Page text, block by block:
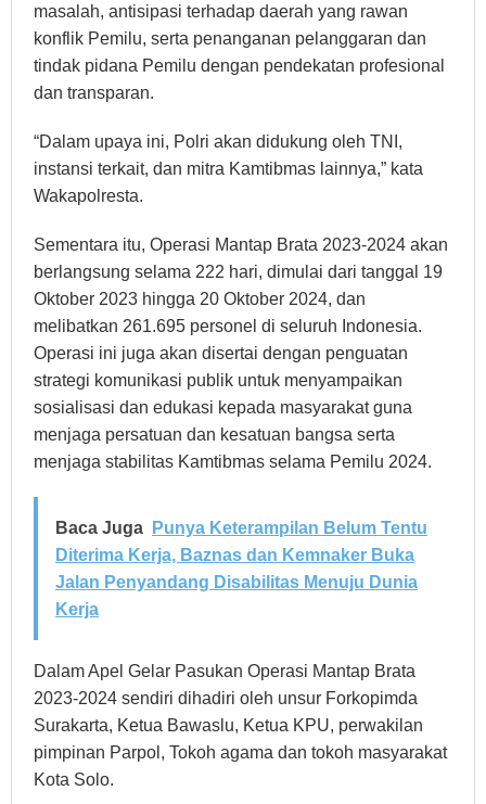
masalah, antisipasi terhadap daerah yang rawan
konflik Pemilu, serta penanganan pelanggaran dan
tindak pidana Pemilu dengan pendekatan profesional
dan transparan.
“Dalam upaya ini, Polri akan didukung oleh TNI,
instansi terkait, dan mitra Kamtibmas lainnya,” kata
Wakapolresta.
Sementara itu, Operasi Mantap Brata 2023-2024 akan
berlangsung selama 222 hari, dimulai dari tanggal 19
Oktober 2023 hingga 20 Oktober 2024, dan
melibatkan 261.695 personel di seluruh Indonesia.
Operasi ini juga akan disertai dengan penguatan
strategi komunikasi publik untuk menyampaikan
sosialisasi dan edukasi kepada masyarakat guna
menjaga persatuan dan kesatuan bangsa serta
menjaga stabilitas Kamtibmas selama Pemilu 2024.
Baca Juga
Punya Keterampilan Belum Tentu
Diterima Kerja, Baznas dan Kemnaker Buka
Jalan Penyandang Disabilitas Menuju Dunia
Kerja
Dalam Apel Gelar Pasukan Operasi Mantap Brata
2023-2024 sendiri dihadiri oleh unsur Forkopimda
Surakarta, Ketua Bawaslu, Ketua KPU, perwakilan
pimpinan Parpol, Tokoh agama dan tokoh masyarakat
Kota Solo.